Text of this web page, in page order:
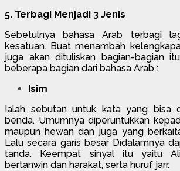
5. Terbagi Menjadi 3 Jenis
Sebetulnya bahasa Arab terbagi
kesatuan. Buat menambah
juga akan dituliskan bagian-bagian
beberapa bagian dari bahasa Arab :
Isim
Ialah sebutan untuk kata yang bisa
benda. Umumnya diperuntukkan
maupun hewan dan juga yang
Lalu secara garis besar Didalamnya
tanda. Keempat sinyal itu yaitu
bertanwin dan harakat, serta huruf jarr.